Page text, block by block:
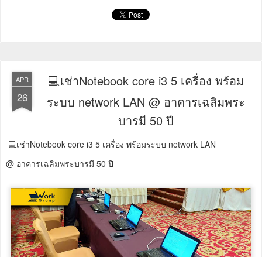
APR
26
💻เช่าNotebook core i3 5 เครื่อง พร้อม
ระบบ network LAN @ อาคารเฉลิมพระ
บารมี 50 ปี
💻เช่าNotebook core i3 5 เครื่อง พร้อมระบบ network LAN
@ อาคารเฉลิมพระบารมี 50 ปี